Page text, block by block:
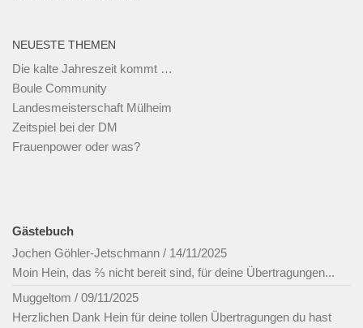
NEUESTE THEMEN
Die kalte Jahreszeit kommt …
Boule Community
Landesmeisterschaft Mülheim
Zeitspiel bei der DM
Frauenpower oder was?
Gästebuch
Jochen Göhler-Jetschmann / 14/11/2025
Moin Hein, das ⅔ nicht bereit sind, für deine Übertragungen...
Muggeltom / 09/11/2025
Herzlichen Dank Hein für deine tollen Übertragungen du hast